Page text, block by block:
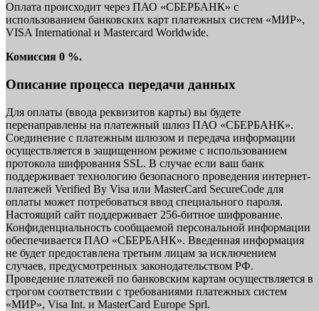
Оплата происходит через ПАО «СБЕРБАНК» с
использованием банковских карт платежных систем «МИР»,
VISA International и Mastercard Worldwide.
Комиссия 0 %.
Описание процесса передачи данных
Для оплаты (ввода реквизитов карты) вы будете
перенаправлены на платежный шлюз ПАО «СБЕРБАНК».
Соединение с платежным шлюзом и передача информации
осуществляется в защищенном режиме с использованием
протокола шифрования SSL. В случае если ваш банк
поддерживает технологию безопасного проведения интернет-
платежей Verified By Visa или MasterCard SecureCode для
оплаты может потребоваться ввод специального пароля.
Настоящий сайт поддерживает 256-битное шифрование.
Конфиденциальность сообщаемой персональной информации
обеспечивается ПАО «СБЕРБАНК». Введенная информация
не будет предоставлена третьим лицам за исключением
случаев, предусмотренных законодательством РФ.
Проведение платежей по банковским картам осуществляется в
строгом соответствии с требованиями платежных систем
«МИР», Visa Int. и MasterCard Europe Sprl.